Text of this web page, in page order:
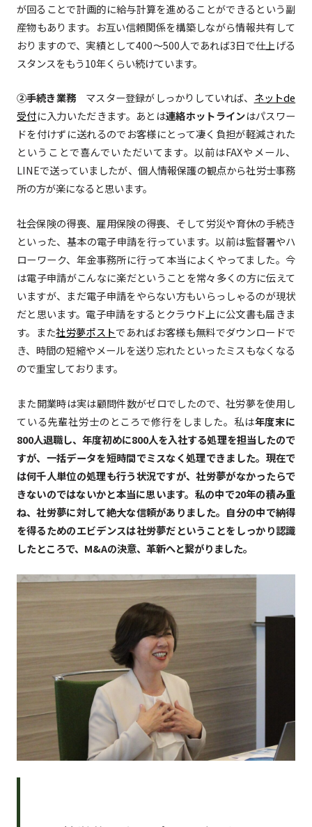
が回ることで計画的に給与計算を進めることができるという副
産物もあります。お互い信頼関係を構築しながら情報共有して
おりますので、実績として400～500人であれば3日で仕上げる
スタンスをもう10年くらい続けています。
②手続き業務マスター登録がしっかりしていれば、 ネットde
受付に入力いただきます。あとは連絡ホットラインはパスワー
ドを付けずに送れるのでお客様にとって凄く負担が軽減された
ということで喜んでいただいてます。以前はFAXやメール、
LINEで送っていましたが、個人情報保護の観点から社労士事務
所の方が楽になると思います。
社会保険の得喪、雇用保険の得喪、そして労災や育休の手続き
といった、基本の電子申請を行っています。以前は監督署やハ
ローワーク、年金事務所に行って本当によくやってました。今
は電子申請がこんなに楽だということを常々多くの方に伝えて
いますが、まだ電子申請をやらない方もいらっしゃるのが現状
だと思います。電子申請をするとクラウド上に公文書も届きま
す。また社労夢ポストであればお客様も無料でダウンロードで
き、時間の短縮やメールを送り忘れたといったミスもなくなる
ので重宝しております。
また開業時は実は顧問件数がゼロでしたので、社労夢を使用し
ている先輩社労士のところで修行をしました。私は年度末に
800人退職し、年度初めに800人を入社する処理を担当したので
すが、一括データを短時間でミスなく処理できました。現在で
は何千人単位の処理も行う状況ですが、社労夢がなかったらで
きないのではないかと本当に思います。私の中で20年の積み重
ね、社労夢に対して絶大な信頼がありました。自分の中で納得
を得るためのエビデンスは社労夢だということをしっかり認識
したところで、M&Aの決意、革新へと繋がりました。